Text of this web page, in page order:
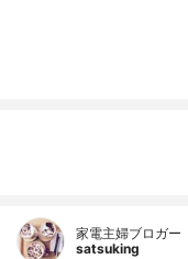
家電主婦ブロガー
satsuking